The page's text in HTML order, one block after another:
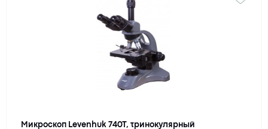
Микроскоп Levenhuk 740T, тринокулярный